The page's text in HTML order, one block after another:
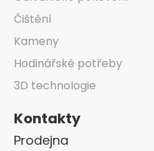
Čištění
Kameny
Hodinářské potřeby
3D technologie
Kontakty
Prodejna